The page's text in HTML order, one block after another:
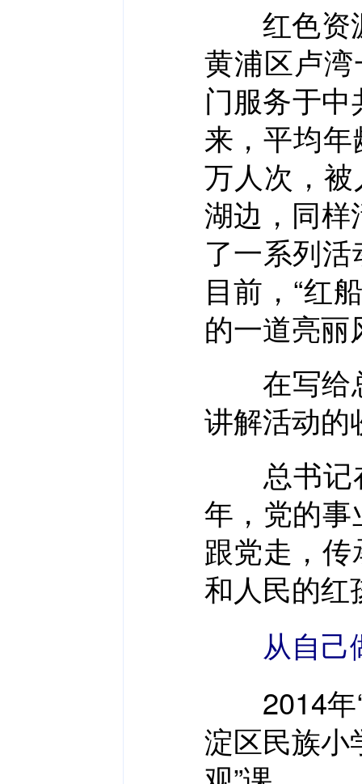
红色资源
黄浦区卢
门服务于
来，平均
万人次，
湖边，同
了一系列
目前，“红
的一道亮丽
在写给总
讲解活动的
总书记在
年，党的
跟党走，
和人民的红
从自己
2014年“
淀区民族小